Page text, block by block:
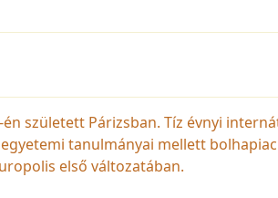
született Párizsban. Tíz évnyi
tanulmányai mellett
első változatában.